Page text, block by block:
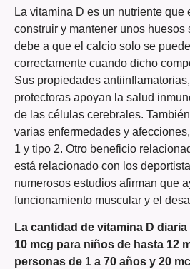
La vitamina D es un nutriente que
construir y mantener unos huesos
debe a que el calcio solo se
correctamente cuando dicho
Sus propiedades
protectoras apoyan la salud
de las células cerebrales.
varias enfermedades y
1 y tipo 2. Otro beneficio
está relacionado con los
numerosos estudios afirman que
funcionamiento muscular y el
La cantidad de vitamina D
10 mcg para niños de hasta 12
personas de 1 a 70 años y 20